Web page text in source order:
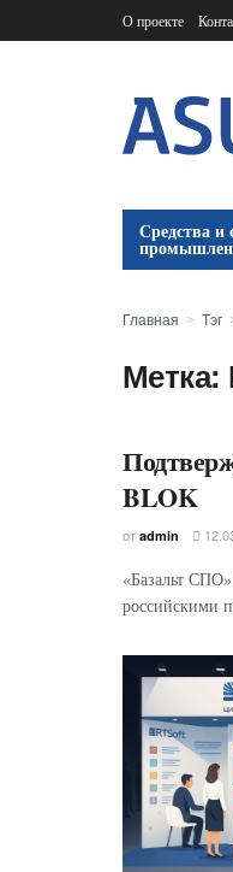
О проекте
Средства и
Главная Тэг
Метка:
BLOK
от admin
«Базальт
российскими